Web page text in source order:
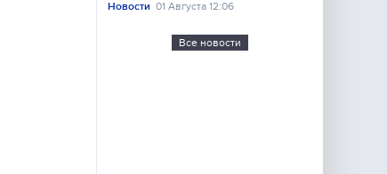
Новости 01 Августа 12:06
Все новости